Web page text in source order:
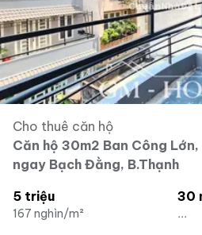
Cho thuê căn hộ
Căn hộ 30m2 Ban Công
ngay Bạch Đằng, B.Thạnh
5 triệu
167 nghìn/m²
30
...